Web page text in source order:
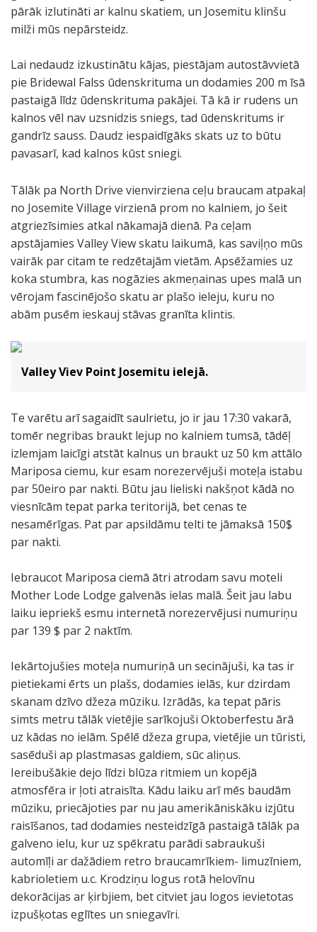
pārāk izlutināti ar kalnu skatiem, un Josemitu klinšu
milži mūs nepārsteidz.
Lai nedaudz izkustinātu kājas, piestājam autostāvvietā
pie Bridewal Falss ūdenskrituma un dodamies 200 m īsā
pastaigā līdz ūdenskrituma pakājei. Tā kā ir rudens un
kalnos vēl nav uzsnidzis sniegs, tad ūdenskritums ir
gandrīz sauss. Daudz iespaidīgāks skats uz to būtu
pavasarī, kad kalnos kūst sniegi.
B
r
i
d
e
w
a
l
l
a
l
s
ū
d
e
n
s
r
t
u
m
s
o
s
e
m
i
t
u
i
e
l
e
j
ā
o
k
T
a
k
a
l
ī
d
z
ū
e
s
k
r
i
t
u
m
a
a
k
ā
j
i
.
Tālāk pa North Drive vienvirziena ceļu braucam atpakaļ
no Josemite Village virzienā prom no kalniem, jo šeit
atgriezīsimies atkal nākamajā dienā. Pa ceļam
apstājamies Valley View skatu laikumā, kas saviļņo mūs
vairāk par citam te redzētajām vietām. Apsēžamies uz
koka stumbra, kas nogāzies akmeņainas upes malā un
vērojam fascinējošo skatu ar plašo ieleju, kuru no
abām pusēm ieskauj stāvas granīta klintis.
Valley Viev Point Josemitu ielejā.
Te varētu arī sagaidīt saulrietu, jo ir jau 17:30 vakarā,
tomēr negribas braukt lejup no kalniem tumsā, tādēļ
izlemjam laicīgi atstāt kalnus un braukt uz 50 km attālo
Mariposa ciemu, kur esam norezervējuši moteļa istabu
par 50eiro par nakti. Būtu jau lieliski nakšņot kādā no
viesnīcām tepat parka teritorijā, bet cenas te
nesamērīgas. Pat par apsildāmu telti te jāmaksā 150$
par nakti.
Iebraucot Mariposa ciemā ātri atrodam savu moteli
Mother Lode Lodge galvenās ielas malā. Šeit jau labu
laiku iepriekš esmu internetā norezervējusi numuriņu
par 139 $ par 2 naktīm.
Iekārtojušies moteļa numuriņā un secinājuši, ka tas ir
pietiekami ērts un plašs, dodamies ielās, kur dzirdam
skanam dzīvo džeza mūziku. Izrādās, ka tepat pāris
simts metru tālāk vietējie sarīkojuši Oktoberfestu ārā
uz kādas no ielām. Spēlē džeza grupa, vietējie un tūristi,
sasēduši ap plastmasas galdiem, sūc aliņus.
Iereibušākie dejo līdzi blūza ritmiem un kopējā
atmosfēra ir ļoti atraisīta. Kādu laiku arī mēs baudām
mūziku, priecājoties par nu jau amerikāniskāku izjūtu
raisīšanos, tad dodamies nesteidzīgā pastaigā tālāk pa
galveno ielu, kur uz spēkratu parādi sabraukuši
automīļi ar dažādiem retro braucamrīkiem- limuzīniem,
kabrioletiem u.c. Krodziņu logus rotā helovīnu
dekorācijas ar ķirbjiem, bet citviet jau logos ievietotas
izpušķotas eglītes un sniegavīri.